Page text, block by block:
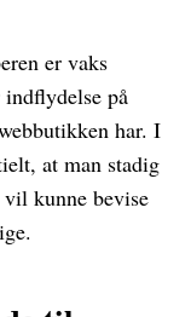
er vaks
på
har. I
at man stadig
kunne bevise